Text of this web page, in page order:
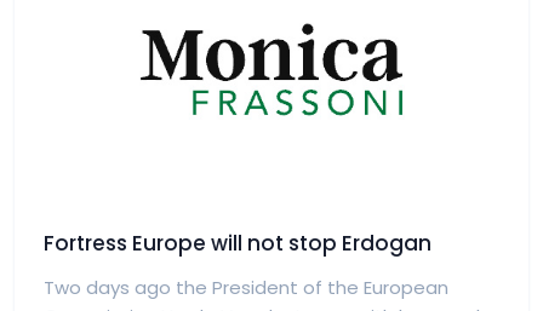
Fortress Europe will not stop Erdogan
Two days ago the President of the European